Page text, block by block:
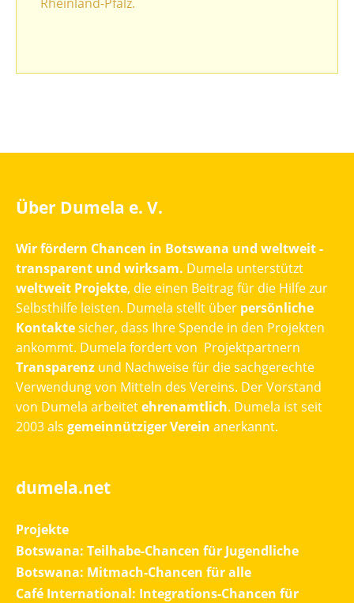
Über Dumela e. V.
Wir fördern Chancen in Botswana und weltweit -
transparent und wirksam. Dumela unterstützt
weltweit Projekte, die einen Beitrag für die Hilfe zur
Selbsthilfe leisten. Dumela stellt über persönliche
Kontaktesicher, dass Ihre Spende in den Projekten
ankommt. Dumela fordert von Projektpartnern
Transparenz und Nachweise für die sachgerechte
Verwendung von Mitteln des Vereins. Der Vorstand
von Dumela arbeitetehrenamtlich. Dumela ist seit
2003 als gemeinnütziger Verein anerkannt.
dumela.net
Projekte
Botswana: Teilhabe-Chancen für Jugendliche
Botswana: Mitmach-Chancen für alle
Café International: Integrations-Chancen für